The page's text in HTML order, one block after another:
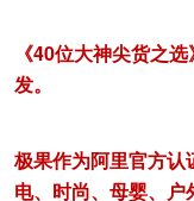
《40位大神尖货之
发。
极果作为阿里官方
电、时尚、母婴、